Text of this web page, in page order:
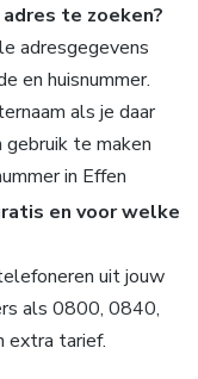
te zoeken?
adresgegevens
en huisnummer.
als je daar
gebruik te maken
in Effen
en voor welke
uit jouw
als 0800, 0840,
tarief.